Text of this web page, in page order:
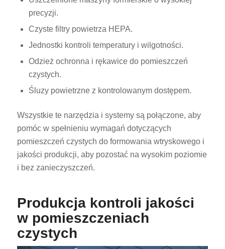
precyzji.
Czyste filtry powietrza HEPA.
Jednostki kontroli temperatury i wilgotności.
Odzież ochronna i rękawice do pomieszczeń
czystych.
Śluzy powietrzne z kontrolowanym dostępem.
Wszystkie te narzędzia i systemy są połączone, aby
pomóc w spełnieniu wymagań dotyczących
pomieszczeń czystych do formowania wtryskowego i
jakości produkcji, aby pozostać na wysokim poziomie
i bez zanieczyszczeń.
Produkcja kontroli jakości
w pomieszczeniach
czystych